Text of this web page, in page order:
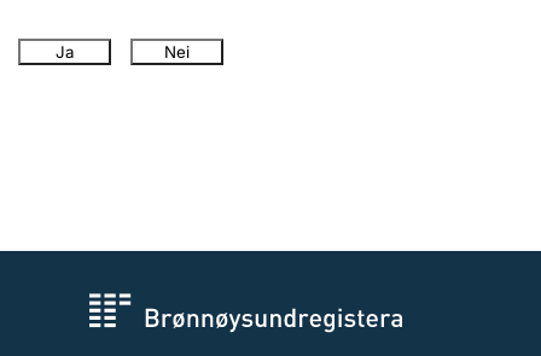
Ja Nei